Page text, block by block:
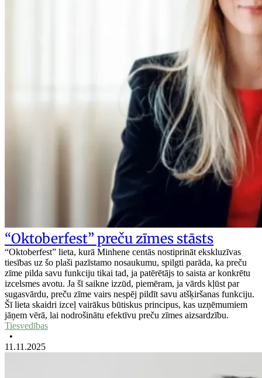
“Oktoberfest” preču zīmes stāsts
“Oktoberfest” lieta, kurā Minhene centās nostiprināt ekskluzīvas
tiesības uz šo plaši pazīstamo nosaukumu, spilgti parāda, ka preču
zīme pilda savu funkciju tikai tad, ja patērētājs to saista ar konkrētu
izcelsmes avotu. Ja šī saikne izzūd, piemēram, ja vārds kļūst par
sugasvārdu, preču zīme vairs nespēj pildīt savu atšķiršanas funkciju.
Šī lieta skaidri izceļ vairākus būtiskus principus, kas uzņēmumiem
jāņem vērā, lai nodrošinātu efektīvu preču zīmes aizsardzību.
Tiesvedības
•
11.11.2025